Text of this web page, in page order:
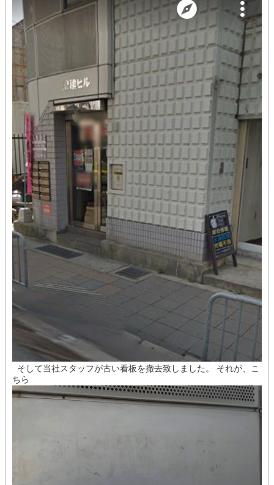
そして当社スタッフが古い看板を撤去致しました。 それが、こ
ちら